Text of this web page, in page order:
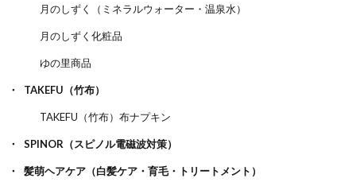
月のしずく（ミネラルウォーター・温泉水）
月のしずく化粧品
ゆの里商品
TAKEFU（竹布）
TAKEFU（竹布）布ナプキン
SPINOR（スピノル電磁波対策）
髪萌ヘアケア（白髪ケア・育毛・トリートメント）